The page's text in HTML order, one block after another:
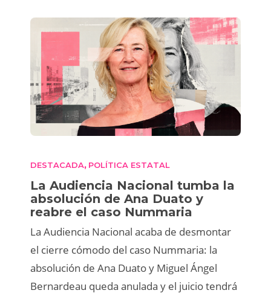
DESTACADA, POLÍTICA ESTATAL
La Audiencia Nacional tumba la
absolución de Ana Duato y
reabre el caso Nummaria
La Audiencia Nacional acaba de desmontar
el cierre cómodo del caso Nummaria: la
absolución de Ana Duato y Miguel Ángel
Bernardeau queda anulada y el juicio tendrá